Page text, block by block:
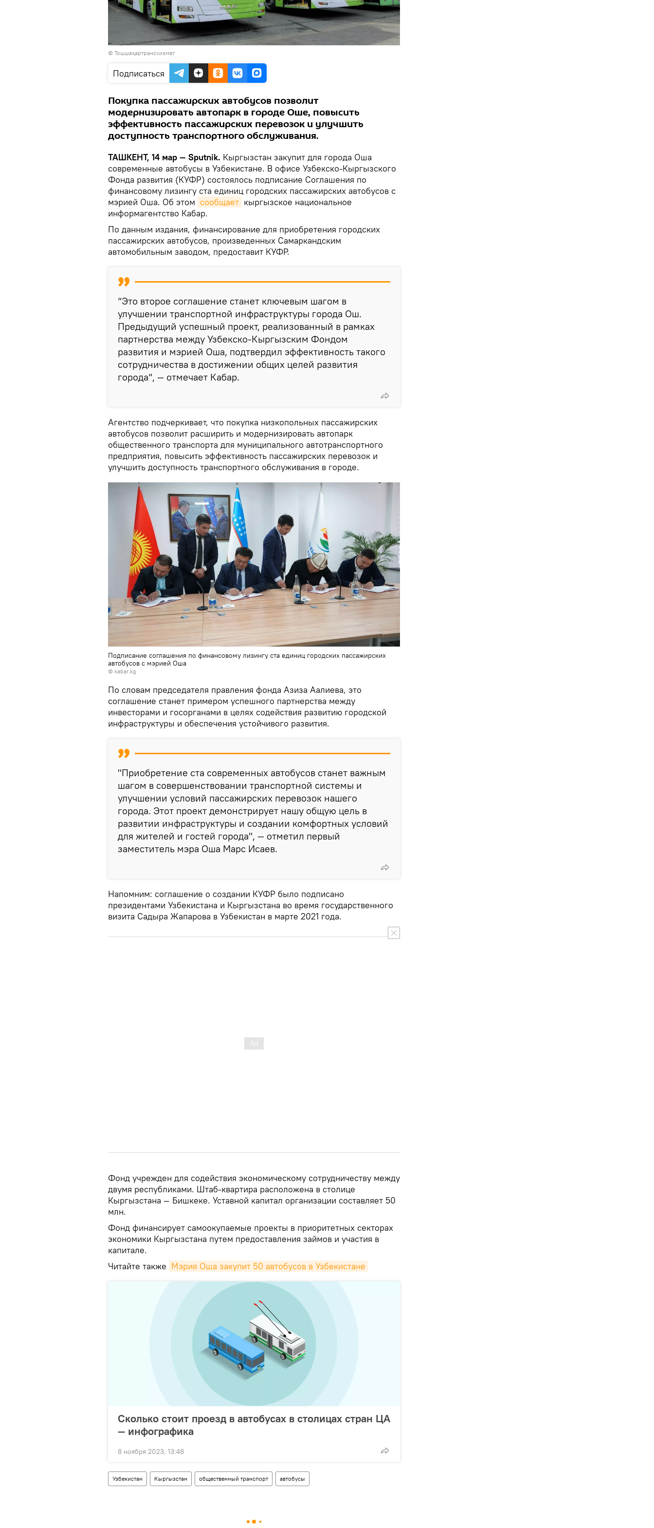
© Тошшаҳартрансхизмат
Подписаться
Покупка пассажирских автобусов позволит
модернизировать автопарк в городе Оше, повысить
эффективность пассажирских перевозок и улучшить
доступность транспортного обслуживания.
ТАШКЕНТ, 14 мар — Sputnik. Кыргызстан закупит для города Оша
современные автобусы в Узбекистане. В офисе Узбекско-Кыргызского
Фонда развития (КУФР) состоялось подписание Соглашения по
финансовому лизингу ста единиц городских пассажирских автобусов с
мэрией Оша. Об этом сообщает кыргызское национальное
информагентство Кабар.
По данным издания, финансирование для приобретения городских
пассажирских автобусов, произведенных Самаркандским
автомобильным заводом, предоставит КУФР.
“Это второе соглашение станет ключевым шагом в
улучшении транспортной инфраструктуры города Ош.
Предыдущий успешный проект, реализованный в рамках
партнерства между Узбекско-Кыргызским Фондом
развития и мэрией Оша, подтвердил эффективность такого
сотрудничества в достижении общих целей развития
города“, — отмечает Кабар.
Агентство подчеркивает, что покупка низкопольных пассажирских
автобусов позволит расширить и модернизировать автопарк
общественного транспорта для муниципального автотранспортного
предприятия, повысить эффективность пассажирских перевозок и
улучшить доступность транспортного обслуживания в городе.
Подписание соглашения по финансовому лизингу ста единиц городских пассажирских
автобусов с мэрией Оша
© kabar.kg
По словам председателя правления фонда Азиза Аалиева, это
соглашение станет примером успешного партнерства между
инвесторами и госорганами в целях содействия развитию городской
инфраструктуры и обеспечения устойчивого развития.
"Приобретение ста современных автобусов станет важным
шагом в совершенствовании транспортной системы и
улучшении условий пассажирских перевозок нашего
города. Этот проект демонстрирует нашу общую цель в
развитии инфраструктуры и создании комфортных условий
для жителей и гостей города", — отметил первый
заместитель мэра Оша Марс Исаев.
Напомним: соглашение о создании КУФР было подписано
президентами Узбекистана и Кыргызстана во время государственного
визита Садыра Жапарова в Узбекистан в марте 2021 года.
Фонд учрежден для содействия экономическому сотрудничеству между
двумя республиками. Штаб-квартира расположена в столице
Кыргызстана — Бишкеке. Уставной капитал организации составляет 50
млн.
Фонд финансирует самоокупаемые проекты в приоритетных секторах
экономики Кыргызстана путем предоставления займов и участия в
капитале.
Читайте также Мэрия Оша закупит 50 автобусов в Узбекистане
Сколько стоит проезд в автобусах в столицах стран ЦА
— инфографика
8 ноября 2023, 13:48
Узбекистан Кыргызстан общественный транспорт автобусы